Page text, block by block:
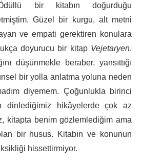
bir kitabın doğurduğu
Güzel bir kurgu, alt metni
ve empati gerektiren konulara
doyurucu bir kitap Vejetaryen.
düşünmekle beraber, yansıttığı
bir yolla anlatma yoluna neden
diyemem. Çoğunlukla birinci
dinlediğimiz hikâyelerde çok az
kitapta benim gözlemlediğim ama
bir husus. Kitabın ve konunun
hissettirmiyor.